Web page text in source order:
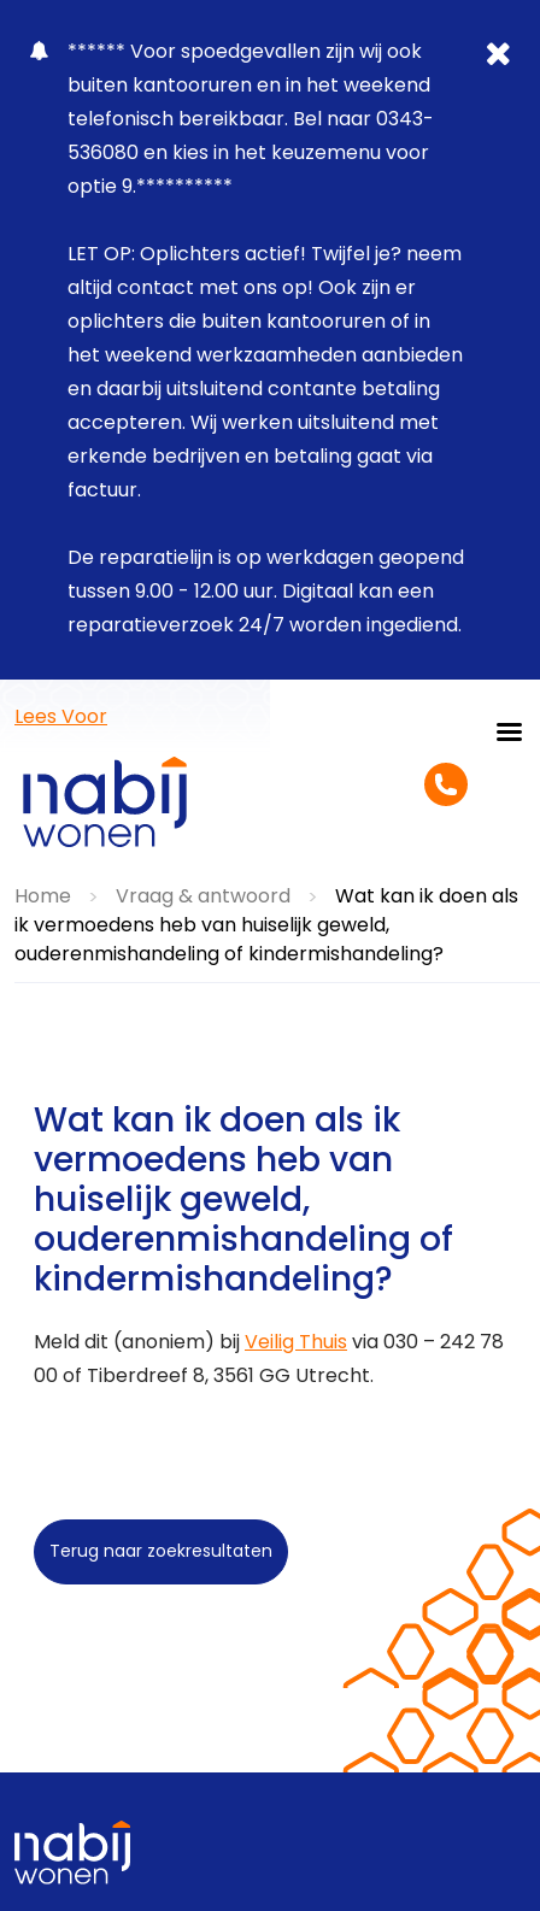
****** Voor spoedgevallen zijn wij ook
buiten kantooruren en in het weekend
telefonisch bereikbaar. Bel naar 0343-
536080 en kies in het keuzemenu voor
optie 9.**********
LET OP: Oplichters actief! Twijfel je? neem
altijd contact met ons op! Ook zijn er
oplichters die buiten kantooruren of in
het weekend werkzaamheden aanbieden
en daarbij uitsluitend contante betaling
accepteren. Wij werken uitsluitend met
erkende bedrijven en betaling gaat via
factuur.
De reparatielijn is op werkdagen geopend
tussen 9.00 - 12.00 uur. Digitaal kan een
reparatieverzoek 24/7 worden ingediend.
Lees Voor
Home > Vraag & antwoord >
Wat kan ik doen als
ik vermoedens heb van huiselijk geweld,
ouderenmishandeling of kindermishandeling?
Wat kan ik doen als ik
vermoedens heb van
huiselijk geweld,
ouderenmishandeling of
kindermishandeling?
Meld dit (anoniem) bij Veilig Thuis via 030 – 242 78
00 of Tiberdreef 8, 3561 GG Utrecht.
Terug naar zoekresultaten